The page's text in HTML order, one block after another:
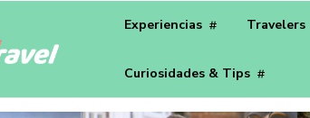
Experiencias Travelers
Curiosidades & Tips